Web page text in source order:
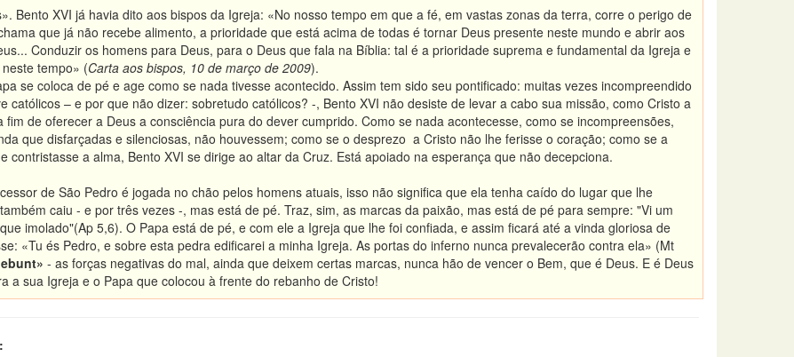
Bento XVI já havia dito aos bispos da Igreja: «No nosso tempo em que a fé, em vastas zonas da terra, corre o perigo de
que já não recebe alimento, a prioridade que está acima de todas é tornar Deus presente neste mundo e abrir aos
Conduzir os homens para Deus, para o Deus que fala na Bíblia: tal é a prioridade suprema e fundamental da Igreja e
tempo» (Carta aos bispos, 10 de março de 2009).
se coloca de pé e age como se nada tivesse acontecido. Assim tem sido seu pontificado: muitas vezes incompreendido
católicos – e por que não dizer: sobretudo católicos? -, Bento XVI não desiste de levar a cabo sua missão, como Cristo a
fim de oferecer a Deus a consciência pura do dever cumprido. Como se nada acontecesse, como se incompreensões,
que disfarçadas e silenciosas, não houvessem; como se o desprezo a Cristo não lhe ferisse o coração; como se a
contristasse a alma, Bento XVI se dirige ao altar da Cruz. Está apoiado na esperança que não decepciona.
de São Pedro é jogada no chão pelos homens atuais, isso não significa que ela tenha caído do lugar que lhe
caiu - e por três vezes -, mas está de pé. Traz, sim, as marcas da paixão, mas está de pé para sempre: "Vi um
imolado"(Ap 5,6). O Papa está de pé, e com ele a Igreja que lhe foi confiada, e assim ficará até a vinda gloriosa de
«Tu és Pedro, e sobre esta pedra edificarei a minha Igreja. As portas do inferno nunca prevalecerão contra ela» (Mt
- as forças negativas do mal, ainda que deixem certas marcas, nunca hão de vencer o Bem, que é Deus. E é Deus
a sua Igreja e o Papa que colocou à frente do rebanho de Cristo!